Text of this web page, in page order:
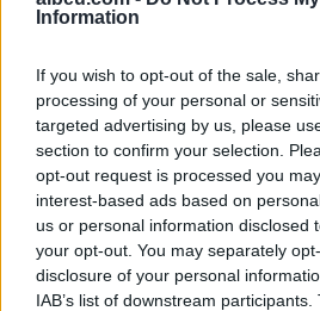
Information
If you wish to opt-out of the sale,
processing of your personal or
targeted advertising by us, please
section to confirm your selection.
opt-out request is processed you
interest-based ads based on
us or personal information disclosed
your opt-out. You may separately
disclosure of your personal
IAB’s list of downstream
diplomatik, Ukraina duhet
Përfundon protesta e 71-
të qytetare, mesazhi i
qartë për qeverinë: “Nesër
më shumë”, kërkohet
largimi i Ramës
për